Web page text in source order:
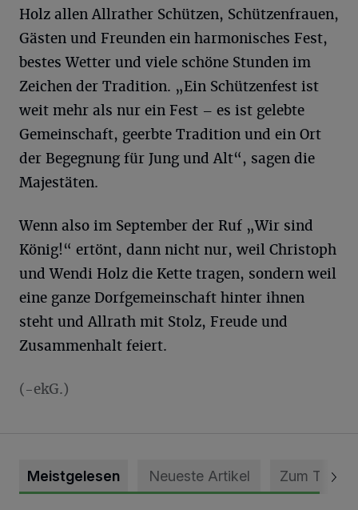
Holz allen Allrather Schützen, Schützenfrauen,
Gästen und Freunden ein harmonisches Fest,
bestes Wetter und viele schöne Stunden im
Zeichen der Tradition. „Ein Schützenfest ist
weit mehr als nur ein Fest – es ist gelebte
Gemeinschaft, geerbte Tradition und ein Ort
der Begegnung für Jung und Alt“, sagen die
Majestäten.
Wenn also im September der Ruf „Wir sind
König!“ ertönt, dann nicht nur, weil Christoph
und Wendi Holz die Kette tragen, sondern weil
eine ganze Dorfgemeinschaft hinter ihnen
steht und Allrath mit Stolz, Freude und
Zusammenhalt feiert.
(-ekG.)
Meistgelesen Neueste Artikel Zum Thema